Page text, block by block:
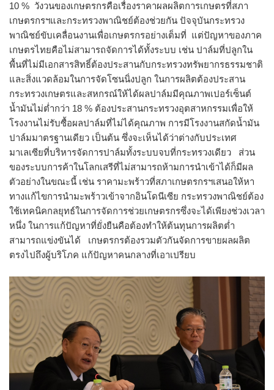
10 % วังวนของเกษตรกรคือเรื่องราคาผลผลิตการเกษตรที่สภา
เกษตรกรฯและกระทรวงพาณิชย์ต้องช่วยกัน ปัจจุบันกระทรวง
พาณิชย์ขับเคลื่อนงานเพื่อเกษตรกรอย่างเต็มที่ แต่ปัญหาของภาค
เกษตรไทยคือไม่สามารถจัดการได้ทั้งระบบ เช่น ปาล์มที่ปลูกใน
พื้นที่ไม่มีเอกสารสิทธิ์ต้องประสานกับกระทรวงทรัพยากรธรรมชาติ
และสิ่งแวดล้อมในการจัดโซนนิ่งปลูก ในการผลิตต้องประสาน
กระทรวงเกษตรและสหกรณ์ให้ได้ผลปาล์มมีคุณภาพเปอร์เซ็นต์
น้ำมันไม่ต่ำกว่า 18 % ต้องประสานกระทรวงอุตสาหกรรมเพื่อให้
โรงงานไม่รับซื้อผลปาล์มที่ไม่ได้คุณภาพ การมีโรงงานสกัดน้ำมัน
ปาล์มมาตรฐานเดียว เป็นต้น ซึ่งจะเห็นได้ว่าต่างกับประเทศ
มาเลเซียที่บริหารจัดการปาล์มทั้งระบบจบที่กระทรวงเดียว ส่วน
ของระบบการค้าในโลกเสรีที่ไม่สามารถห้ามการนำเข้าได้ก็มีผล
ตัวอย่างในขณะนี้ เช่น ราคามะพร้าวที่สภาเกษตรกรฯเสนอให้หา
ทางแก้ไขการนำมะพร้าวเข้าจากอินโดนีเซีย กระทรวงพาณิชย์ต้อง
ใช้เทคนิคกลยุทธ์ในการจัดการช่วยเกษตรกรซึ่งจะได้เพียงช่วงเวลา
หนึ่ง ในการแก้ปัญหาที่ยั่งยืนคือต้องทำให้ต้นทุนการผลิตต่ำ
สามารถแข่งขันได้ เกษตรกรต้องรวมตัวกันจัดการขายผลผลิต
ตรงไปถึงผู้บริโภค แก้ปัญหาคนกลางที่เอาเปรียบ